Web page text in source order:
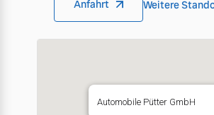
Anfahrt Weitere
Automobile Pütter GmbH